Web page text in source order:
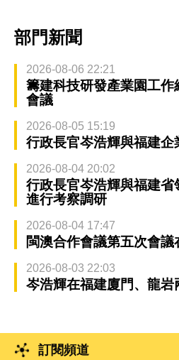
部門新聞
2026-08-06 22:21
籌建科技研發產業園工
會議
2026-08-05 15:19
行政長官岑浩輝與福建企
2026-08-04 20:02
行政長官岑浩輝與福建
進行考察調研
2026-08-04 17:47
閩澳合作會議第五次會
2026-08-03 22:03
岑浩輝在福建廈門、龍岩
訂閱頻道